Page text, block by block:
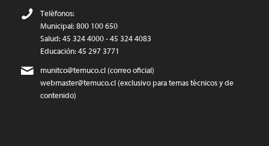
Teléfonos:
Municipal: 800 100 650
Salud: 45 324 4000 - 45 324 4083
Educación: 45 297 3771
munitco@temuco.cl(correo oficial)
webmaster@temuco.cl(exclusivo para temas técnicos y de
contenido)